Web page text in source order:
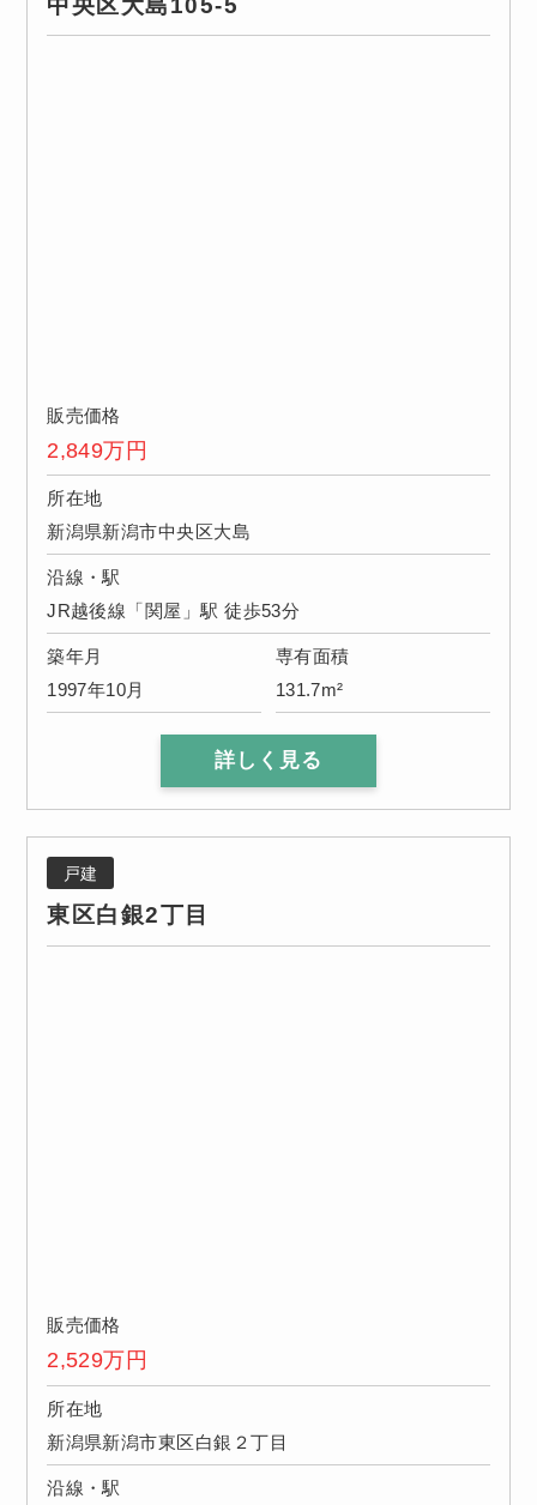
販売価格
2,849万円
所在地
新潟県新潟市中央区大島
沿線・駅
JR越後線「関屋」駅 徒歩53分
築年月
1997年10月
専有面積
131.7m²
詳しく見る
戸建
東区白銀2丁目
販売価格
2,529万円
所在地
新潟県新潟市東区白銀２丁目
沿線・駅